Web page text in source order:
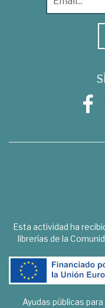
Esta actividad ha
librerías de la
Ayudas públicas